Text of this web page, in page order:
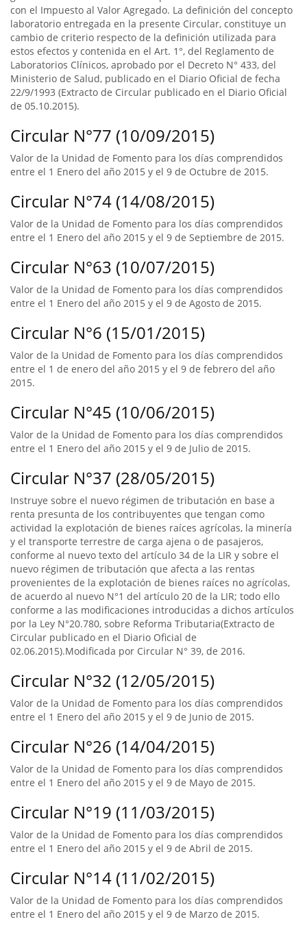
con el Impuesto al Valor Agregado. La definición del concepto
laboratorio entregada en la presente Circular, constituye un
cambio de criterio respecto de la definición utilizada para
estos efectos y contenida en el Art. 1°, del Reglamento de
Laboratorios Clínicos, aprobado por el Decreto N° 433, del
Ministerio de Salud, publicado en el Diario Oficial de fecha
22/9/1993 (Extracto de Circular publicado en el Diario Oficial
de 05.10.2015).
Circular N°77 (10/09/2015)
Valor de la Unidad de Fomento para los días comprendidos
entre el 1 Enero del año 2015 y el 9 de Octubre de 2015.
Circular N°74 (14/08/2015)
Valor de la Unidad de Fomento para los días comprendidos
entre el 1 Enero del año 2015 y el 9 de Septiembre de 2015.
Circular N°63 (10/07/2015)
Valor de la Unidad de Fomento para los días comprendidos
entre el 1 Enero del año 2015 y el 9 de Agosto de 2015.
Circular N°6 (15/01/2015)
Valor de la Unidad de Fomento para los días comprendidos
entre el 1 de enero del año 2015 y el 9 de febrero del año
2015.
Circular N°45 (10/06/2015)
Valor de la Unidad de Fomento para los días comprendidos
entre el 1 Enero del año 2015 y el 9 de Julio de 2015.
Circular N°37 (28/05/2015)
Instruye sobre el nuevo régimen de tributación en base a
renta presunta de los contribuyentes que tengan como
actividad la explotación de bienes raíces agrícolas, la minería
y el transporte terrestre de carga ajena o de pasajeros,
conforme al nuevo texto del artículo 34 de la LIR y sobre el
nuevo régimen de tributación que afecta a las rentas
provenientes de la explotación de bienes raíces no agrícolas,
de acuerdo al nuevo N°1 del artículo 20 de la LIR; todo ello
conforme a las modificaciones introducidas a dichos artículos
por la Ley N°20.780, sobre Reforma Tributaria(Extracto de
Circular publicado en el Diario Oficial de
02.06.2015).Modificada por Circular N° 39, de 2016.
Circular N°32 (12/05/2015)
Valor de la Unidad de Fomento para los días comprendidos
entre el 1 Enero del año 2015 y el 9 de Junio de 2015.
Circular N°26 (14/04/2015)
Valor de la Unidad de Fomento para los días comprendidos
entre el 1 Enero del año 2015 y el 9 de Mayo de 2015.
Circular N°19 (11/03/2015)
Valor de la Unidad de Fomento para los días comprendidos
entre el 1 Enero del año 2015 y el 9 de Abril de 2015.
Circular N°14 (11/02/2015)
Valor de la Unidad de Fomento para los días comprendidos
entre el 1 Enero del año 2015 y el 9 de Marzo de 2015.